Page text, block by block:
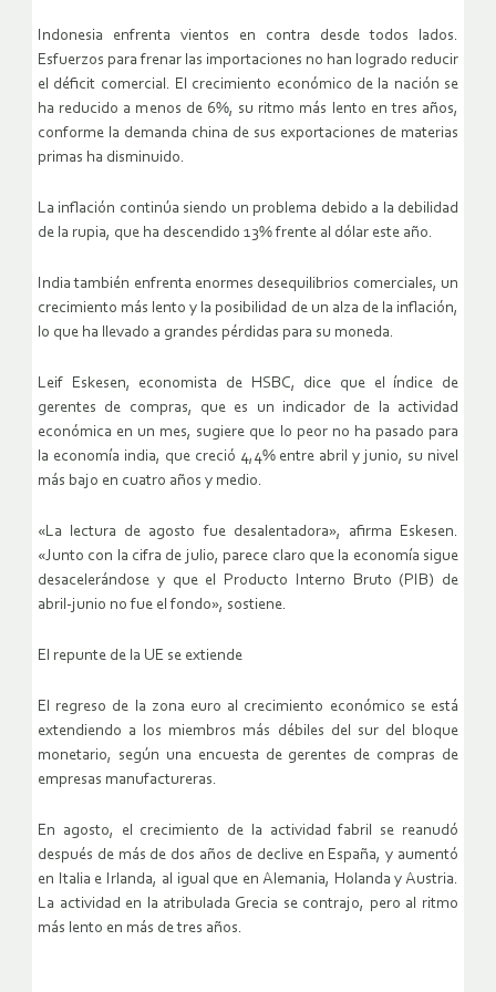
Indonesia enfrenta vientos en contra desde todos lados.
Esfuerzos para frenar las importaciones no han logrado reducir
el déficit comercial. El crecimiento económico de la nación se
ha reducido a menos de 6%, su ritmo más lento en tres años,
conforme la demanda china de sus exportaciones de materias
primas ha disminuido.
La inflación continúa siendo un problema debido a la debilidad
de la rupia, que ha descendido 13% frente al dólar este año.
India también enfrenta enormes desequilibrios comerciales, un
crecimiento más lento y la posibilidad de un alza de la inflación,
lo que ha llevado a grandes pérdidas para su moneda.
Leif Eskesen, economista de HSBC, dice que el índice de
gerentes de compras, que es un indicador de la actividad
económica en un mes, sugiere que lo peor no ha pasado para
la economía india, que creció 4,4% entre abril y junio, su nivel
más bajo en cuatro años y medio.
«La lectura de agosto fue desalentadora», afirma Eskesen.
«Junto con la cifra de julio, parece claro que la economía sigue
desacelerándose y que el Producto Interno Bruto (PIB) de
abril-junio no fue el fondo», sostiene.
El repunte de la UE se extiende
El regreso de la zona euro al crecimiento económico se está
extendiendo a los miembros más débiles del sur del bloque
monetario, según una encuesta de gerentes de compras de
empresas manufactureras.
En agosto, el crecimiento de la actividad fabril se reanudó
después de más de dos años de declive en España, y aumentó
en Italia e Irlanda, al igual que en Alemania, Holanda y Austria.
La actividad en la atribulada Grecia se contrajo, pero al ritmo
más lento en más de tres años.